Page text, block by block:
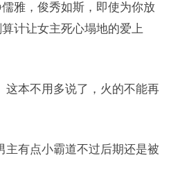
雅，俊秀如斯，即使为你放
计让女主死心塌地的爱上
这本不用多说了，火的不能再
主有点小霸道不过后期还是被